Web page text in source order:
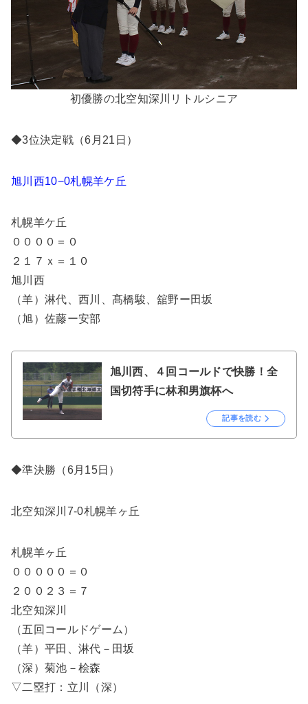
初優勝の北空知深川リトルシニア
◆3位決定戦（6月21日）
旭川西10−0札幌羊ケ丘
札幌羊ケ丘
００００＝０
２１７ｘ＝１０
旭川西
（羊）淋代、西川、髙橋駿、舘野ー田坂
（旭）佐藤ー安部
旭川西、４回コールドで快勝！全
国切符手に林和男旗杯へ
記事を読む
◆準決勝（6月15日）
北空知深川7-0札幌羊ヶ丘
札幌羊ヶ丘
０００００＝０
２００２３＝７
北空知深川
（五回コールドゲーム）
（羊）平田、淋代－田坂
（深）菊池－桧森
▽二塁打：立川（深）